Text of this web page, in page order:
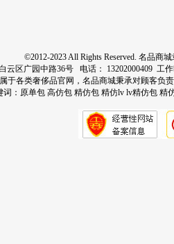
©2012-2023 All Rights Reserved. 名品
云区广园中路36号 电话： 13202000409 工
于各类奢侈品官网，名品商城秉承对顾客负
： 原单包 高仿包 精仿包 精仿lv lv精仿包 精